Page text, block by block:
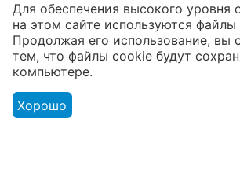
В наличии более 4000
товаров
От расходников до
Для обеспечения высокого уровня
на этом сайте используются файлы
Продолжая его использование, вы
тем, что файлы cookie будут
компьютере.
Хорошо